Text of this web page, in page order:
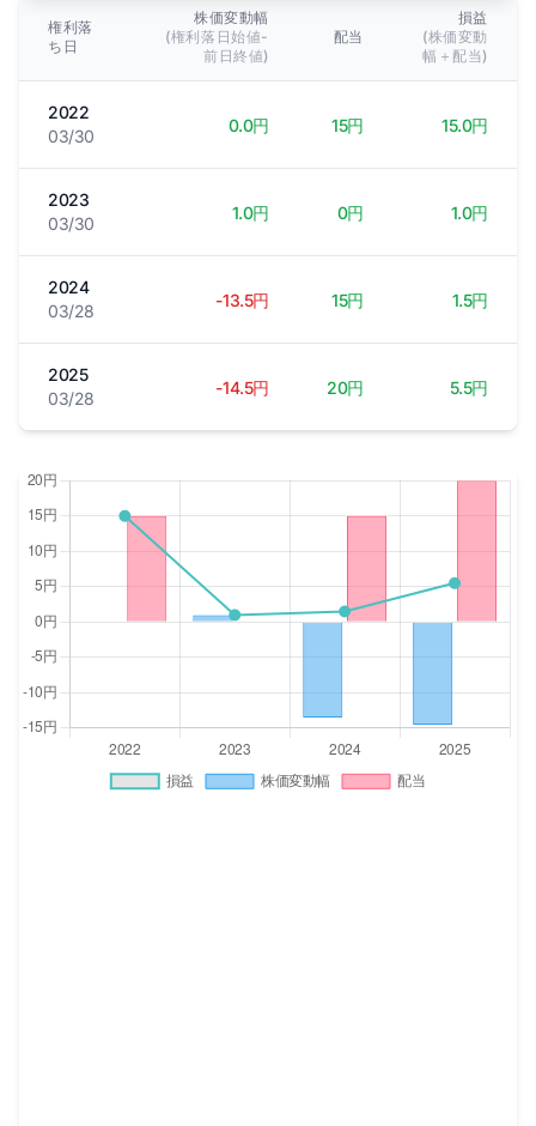
権利落
ち日
株価変動幅
(権利落日始値-
前日終値)
配当
損益
(株価変動
幅＋配当)
2022
03/30
0.0円 15円 15.0円
2023
03/30
1.0円 0円 1.0円
2024
03/28
-13.5円 15円 1.5円
2025
03/28
-14.5円 20円 5.5円